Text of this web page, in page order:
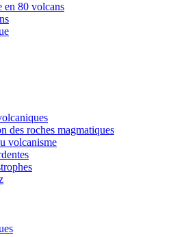
en 80 volcans
des roches magmatiques
volcanisme